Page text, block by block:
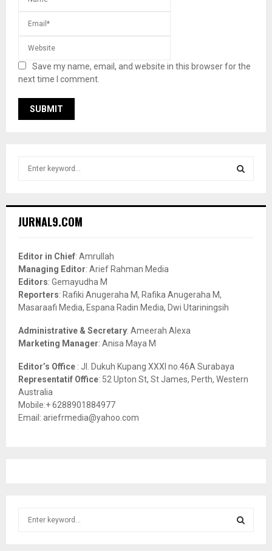
Save my name, email, and website in this browser for the
next time I comment.
h
o
r
:
JURNAL9.COM
Editor in Chief: Amrullah
Managing Editor: Arief Rahman Media
Editors: Gemayudha M
Reporters: Rafiki Anugeraha M, Rafika Anugeraha M,
Masaraafi Media, Espana Radin Media, Dwi Utariningsih
Administrative & Secretary: Ameerah Alexa
Marketing Manager: Anisa Maya M
Editor’s Office : Jl. Dukuh Kupang XXXI no.46A Surabaya
Representatif Office: 52 Upton St, St James, Perth, Western
Australia
Mobile:+ 6288901884977
Email: ariefrmedia@yahoo.com